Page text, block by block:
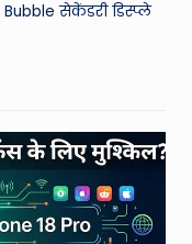
सेकेंडरी डिस्प्ले